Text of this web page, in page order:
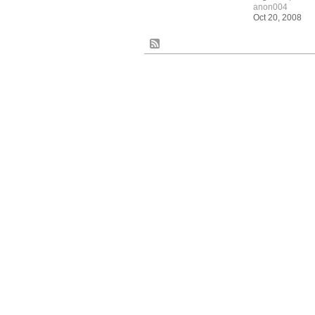
anon004
Oct 20, 2008